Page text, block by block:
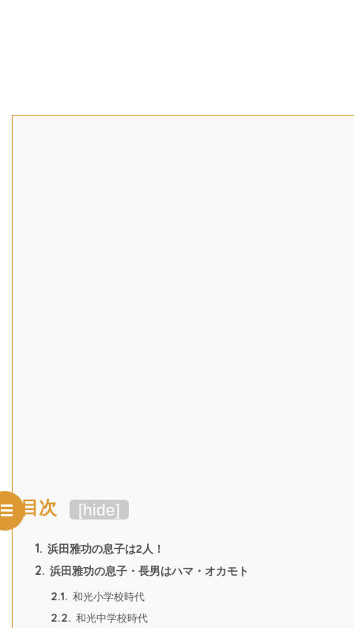
目次 [hide]
1. 浜田雅功の息子は2人！
2. 浜田雅功の息子・長男はハマ・オカモト
2.1. 和光小学校時代
2.2. 和光中学校時代